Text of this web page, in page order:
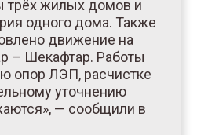
трёх жилых домов и
одного дома. Также
движение на
– Шекафтар. Работы
опор ЛЭП, расчистке
уточнению
— сообщили в